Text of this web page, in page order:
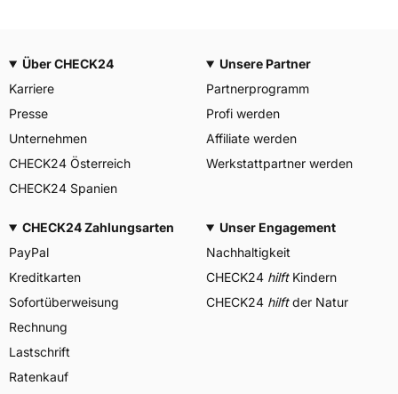
Über CHECK24
Karriere
Presse
Unternehmen
CHECK24 Österreich
CHECK24 Spanien
Unsere Partner
Partnerprogramm
Profi werden
Affiliate werden
Werkstattpartner werden
CHECK24 Zahlungsarten
PayPal
Kreditkarten
Sofortüberweisung
Rechnung
Lastschrift
Ratenkauf
Unser Engagement
Nachhaltigkeit
CHECK24 hilftKindern
CHECK24 hilftder Natur